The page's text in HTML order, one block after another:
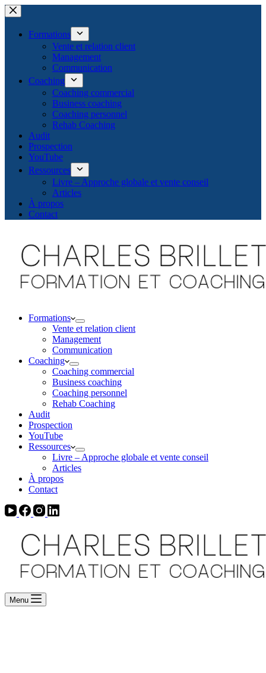
Passer
au
contenuFormations
Vente et relation client
Management
Communication
Coaching
Coaching commercial
Business coaching
Coaching personnel
Rehab Coaching
Audit
Prospection
YouTube
Ressources
Livre – Approche globale et vente conseil
Articles
À propos
Contact
Formations
Vente et relation client
Management
Communication
Coaching
Coaching commercial
Business coaching
Coaching personnel
Rehab Coaching
Audit
Prospection
YouTube
Ressources
Livre – Approche globale et vente conseil
Articles
À propos
Contact
Menu